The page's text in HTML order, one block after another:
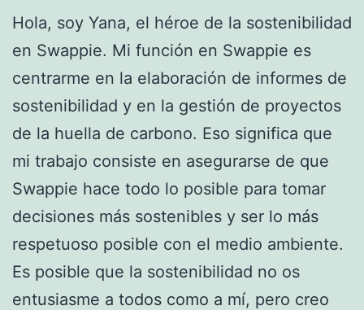
Hola, soy Yana, el héroe de la sostenibilidad
en Swappie. Mi función en Swappie es
centrarme en la elaboración de informes de
sostenibilidad y en la gestión de proyectos
de la huella de carbono. Eso significa que
mi trabajo consiste en asegurarse de que
Swappie hace todo lo posible para tomar
decisiones más sostenibles y ser lo más
respetuoso posible con el medio ambiente.
Es posible que la sostenibilidad no os
entusiasme a todos como a mí, pero creo